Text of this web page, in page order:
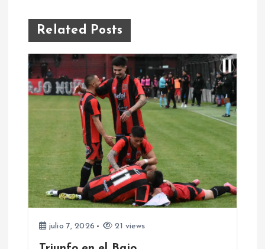
g
a
c
n
d
Related Posts
julio 7, 2026 21 views